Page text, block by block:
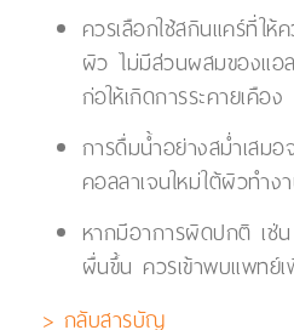
ควรเลือกใช้สกินแคร์ที่ใ
ผิว ไม่มีส่วนผสมของแ
ก่อให้เกิดการระคายเคือง
การดื่มน้ำอย่างสม่ำเสมอ
คอลลาเจนใหม่ใต้ผิวทำ
หากมีอาการผิดปกติ เช่
ผื่นขึ้น ควรเข้าพบแพทย์
> กลับสารบัญ